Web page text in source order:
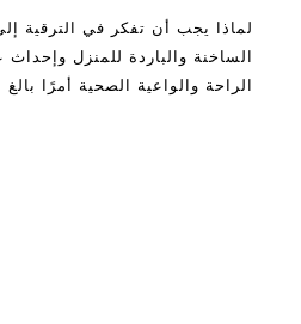
لماذا يجب أن تفكر في الترقية
الساخنة والباردة للمنزل
الراحة والواعية الصحية أمرًا